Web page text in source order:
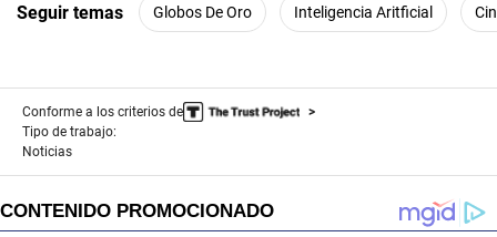
Seguir temas Globos De Oro Inteligencia Aritficial
Conforme a los criterios de
Tipo de trabajo:
Noticias